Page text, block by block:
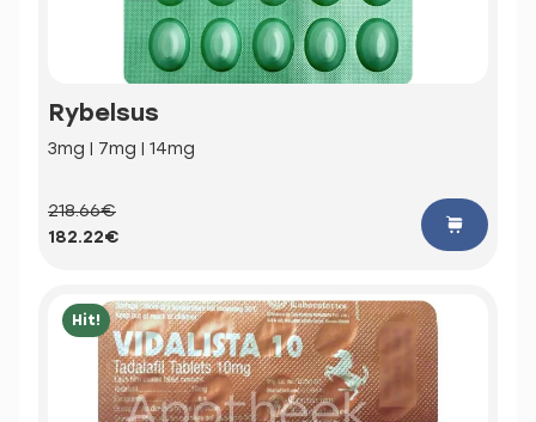
Rybelsus
3mg | 7mg | 14mg
218.66€
182.22€
Hit!